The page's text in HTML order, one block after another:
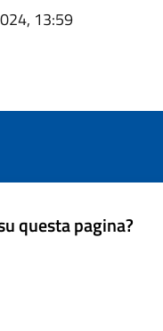
13:59
questa pagina?